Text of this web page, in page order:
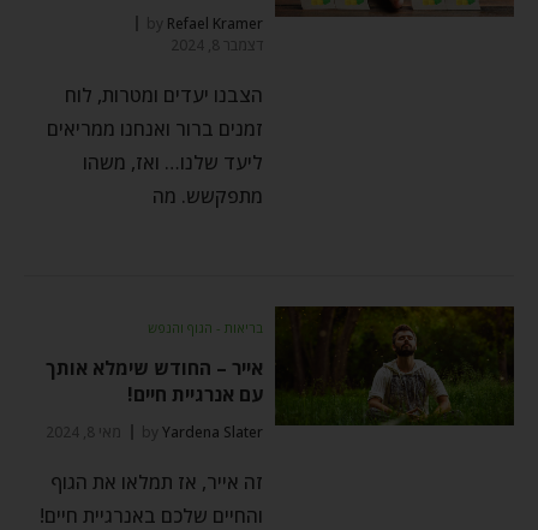
by Refael Kramer
דצמבר 8, 2024
הצבנו יעדים ומטרות, לוח
זמנים ברור ואנחנו ממריאים
ליעד שלנו… ואז, משהו
מתפקשש. מה
בריאות - הגוף והנפש
אייר – החודש שימלא אותך
עם אנרגיית חיים!
byYardena Slater מאי 8, 2024
זה אייר, אז תמלאו את הגוף
והחיים שלכם באנרגיית חיים!